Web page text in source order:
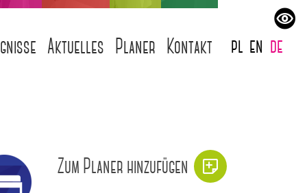
Aktuelles Planer Kontakt pl en de
Zum Planer hinzufügen